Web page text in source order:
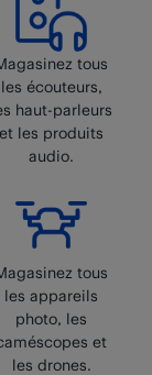
tous
les écouteurs,
haut-parleurs
et les produits
audio.
tous
les appareils
photo, les
et
les drones.